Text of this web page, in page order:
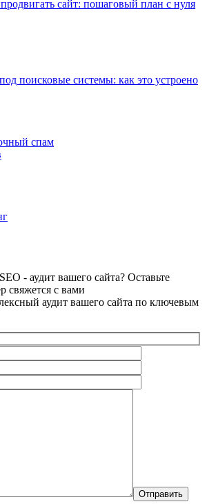
сайт: пошаговый план с нуля
поисковые системы: как это устроено
спам
- аудит вашего сайта? Оставьте
свяжется с вами
аудит вашего сайта по ключевым